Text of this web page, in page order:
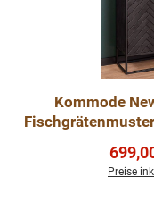
Kommode
Preise